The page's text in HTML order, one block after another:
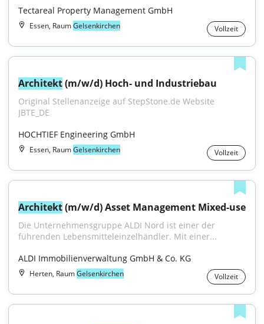
Tectareal Property Management GmbH
Essen, RaumGelsenkirchen Vollzeit
Architekt (m/w/d) Hoch- und Industriebau
Original Stellenanzeige auf StepStone.de Website
JBTE_DE
HOCHTIEF Engineering GmbH
Essen, RaumGelsenkirchen Vollzeit
Architekt (m/w/d) Asset Management Mixed-use
Die Unternehmensgruppe ALDI Nord ist einer der
führenden Lebensmitteleinzelhändler. Mit einer...
ALDI Immobilienverwaltung GmbH & Co. KG
Herten, RaumGelsenkirchen Vollzeit